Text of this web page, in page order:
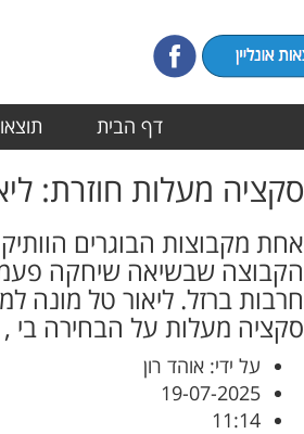
דף הבית
סקציה מעלות חוזרת:
הקבוצה שבשיאה שיחקה
חרבות ברזל. ליאור טל מונה
סקציה מעלות על הבחירה בי
על ידי: אוהד רון
19-07-2025
11:14